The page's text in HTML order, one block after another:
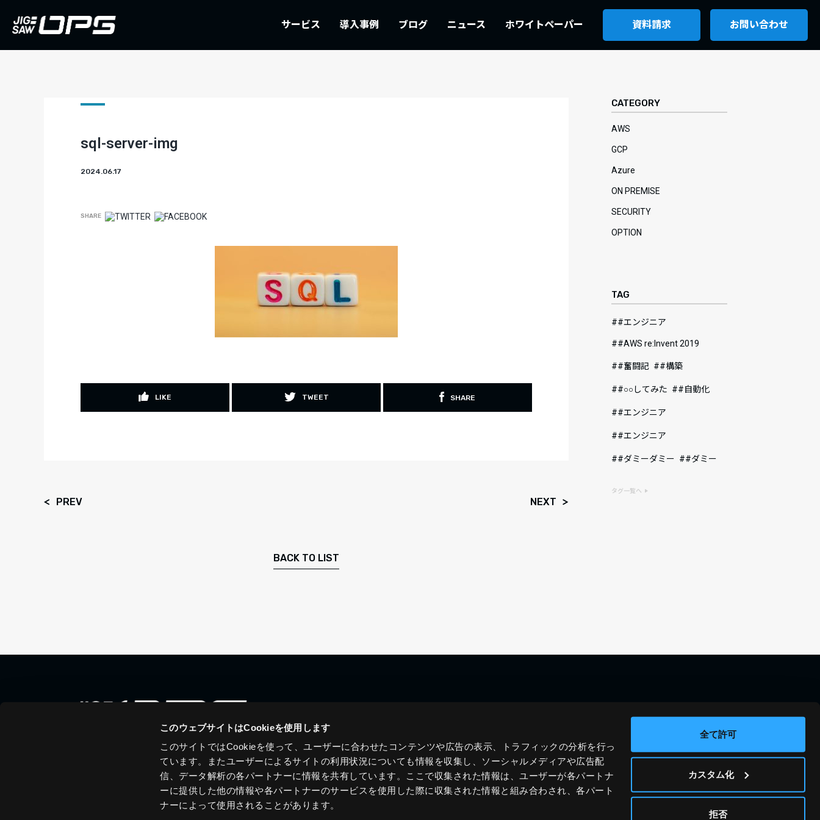
このウェブサイトはCookieを使用します
このサイトではCookieを使って、ユーザーに合わせたコンテンツや広告の表示、トラフィックの分析を行っ
ています。またユーザーによるサイトの利用状況についても情報を収集し、ソーシャルメディアや広告配
信、データ解析の各パートナーに情報を共有しています。ここで収集された情報は、ユーザーが各パートナ
ーに提供した他の情報や各パートナーのサービスを使用した際に収集された情報と組み合わされ、各パート
ナーによって使用されることがあります。
全て許可
カスタム化
拒否
サービス 導入事例 ブログ ニュース ホワイトペーパー 資料請求 お問い合わせ
sql-server-img
2024.06.17
SHARE
LIKE TWEET SHARE
PREV NEXT
BACK TO LIST
CATEGORY
AWS
GCP
Azure
ON PREMISE
SECURITY
OPTION
TAG
#エンジニア
#AWS re:Invent 2019
#奮闘記 #構築
#○○してみた #自動化
#エンジニア
#エンジニア
#ダミーダミー #ダミー
タグ一覧へ
ブログ
ニュース
ホワイトペーパー
問い合わせ
運営会社
プライバシーポリシー
サイトポリシー
© JIG-SAW INC.